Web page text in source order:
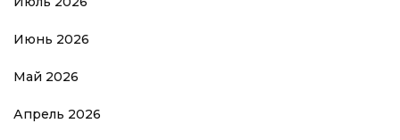
Июнь 2026
Май 2026
Апрель 2026